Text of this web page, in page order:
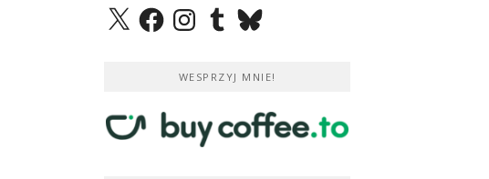
X FacebookInstagramTumblrBluesky
WESPRZYJ MNIE!